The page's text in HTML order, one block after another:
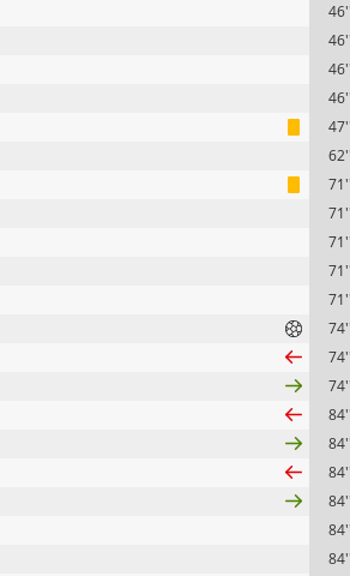
46''
46''
46''
46''
47''
62''
71''
71''
71''
71''
71''
74''
74''
74''
84''
84''
84''
84''
84''
84''